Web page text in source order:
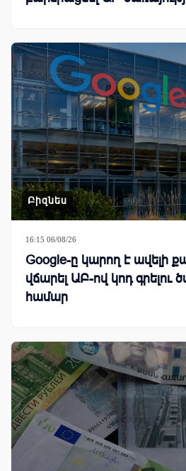
Բիզնես
16:15 06/08/26
Google-ը կարող է ավելի
վճարել ԱԲ-ով կոդ գրելու
համար